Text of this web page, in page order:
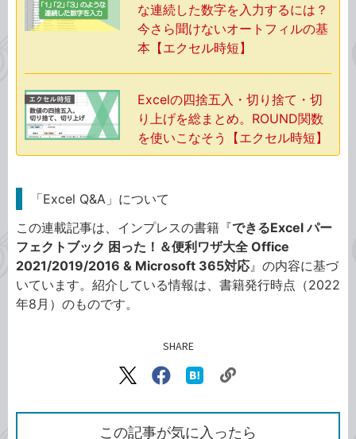
な連続した数字を入力するには？
今さら聞けないオートフィルの基
本【エクセル時短】
Excelの四捨五入・切り捨て・切
り上げを総まとめ。ROUND関数
を使いこなそう【エクセル時短】
「Excel Q&A」について
この連載記事は、インプレスの書籍『できるExcel パー
フェクトブック 困った！＆便利ワザ大全 Office
2021/2019/2016 & Microsoft 365対応』の内容に基づ
いています。紹介している情報は、書籍発行時点（2022
年8月）のものです。
SHARE
X（旧
で
シ
Facebook
シ
ェ
な
ブ
ク
を
この記事が気に入ったら